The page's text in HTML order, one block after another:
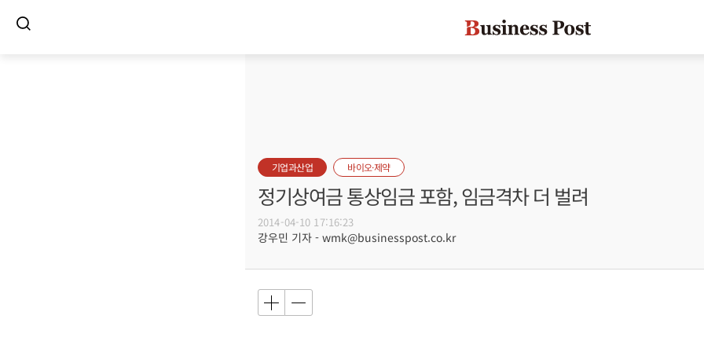
기업과산업 바이오·제약
정기상여금 통상임금 포함, 임금격차 더 벌려
2014-04-10 17:16:23
강우민 기자 - wmk@businesspost.co.kr